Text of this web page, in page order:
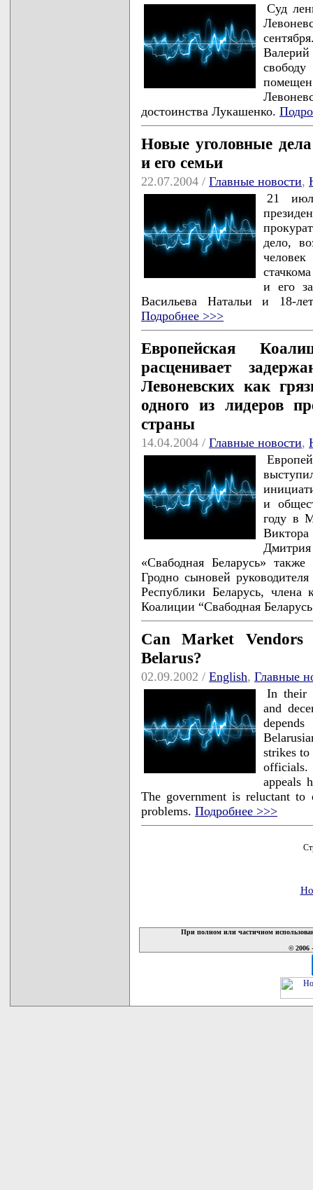
Суд
достоинства Лукашенко.
Новые уголовные
и его семьи
22.07.2004 / Главные новости,
21
дело,
и его
Васильева Натальи и 18-
Подробнее >>>
Европейская
расценивает
Левоневских как
одного из лидеров
страны
14.04.2004 / Главные новости,
и
году в
«Свабодная Беларусь»
Гродно сыновей
Республики Беларусь, члена
Коалиции “Свабодная
Can Market Vendors
Belarus?
02.09.2002 / English, Главные
In their
and
strikes to
appeals
The government is reluctant to
problems. Подробнее >>>
При полном или частичном
© 2006